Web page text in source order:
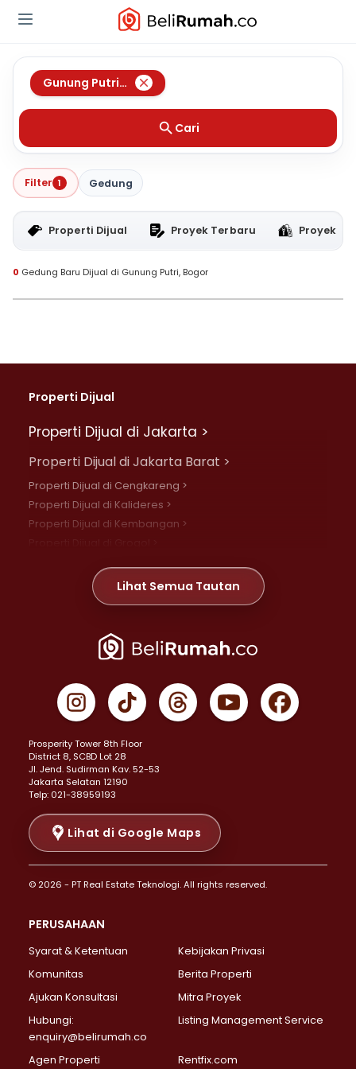
Gunung Putri
,Bogor
Cari
Filter 1 Gedung
Properti Dijual Proyek Terbaru Proyek
0 Gedung Baru Dijual di Gunung Putri, Bogor
Properti Dijual
Properti Dijual di Jakarta >
Properti Dijual di Jakarta Barat >
Properti Dijual di Cengkareng >
Properti Dijual di Kalideres >
Properti Dijual di Kembangan >
Properti Dijual di Meruya >
Properti Dijual di Jelambar >
Properti Dijual di Jakarta Pusat >
Properti Dijual di Gambir >
Properti Dijual di Johar Baru >
Properti Dijual di Menteng >
Properti Dijual di Senen >
Properti Dijual di Tanah Abang >
Properti Dijual di Cikini >
Properti Dijual di Kramat >
Properti Dijual di Pasar Baru >
Properti Dijual di Bendungan Hilir >
Properti Dijual di Jakarta Selatan >
Properti Dijual di Lebak Bulus >
Properti Dijual di Gandaria Selatan >
Properti Dijual di Pondok Labu >
Properti Dijual di Lenteng Agung >
Properti Dijual di Senayan >
Properti Dijual di Pondok Pinang >
Lihat Semua Tautan
Prosperity Tower 8th Floor
District 8, SCBD Lot 28
JI. Jend. Sudirman Kav. 52-53
Jakarta Selatan 12190
Telp: 021-38959193
Lihat di Google Maps
© 2026 - PT Real Estate Teknologi. All rights reserved.
PERUSAHAAN
Syarat & Ketentuan
Kebijakan Privasi
Komunitas
Berita Properti
Ajukan Konsultasi
Mitra Proyek
Hubungi:
enquiry@belirumah.co
Listing Management Service
Agen Properti Rentfix.com